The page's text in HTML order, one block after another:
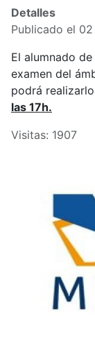
Detalles
Publicado el
El alumnado
examen del
podrá
las 17h.
Visitas: 1907